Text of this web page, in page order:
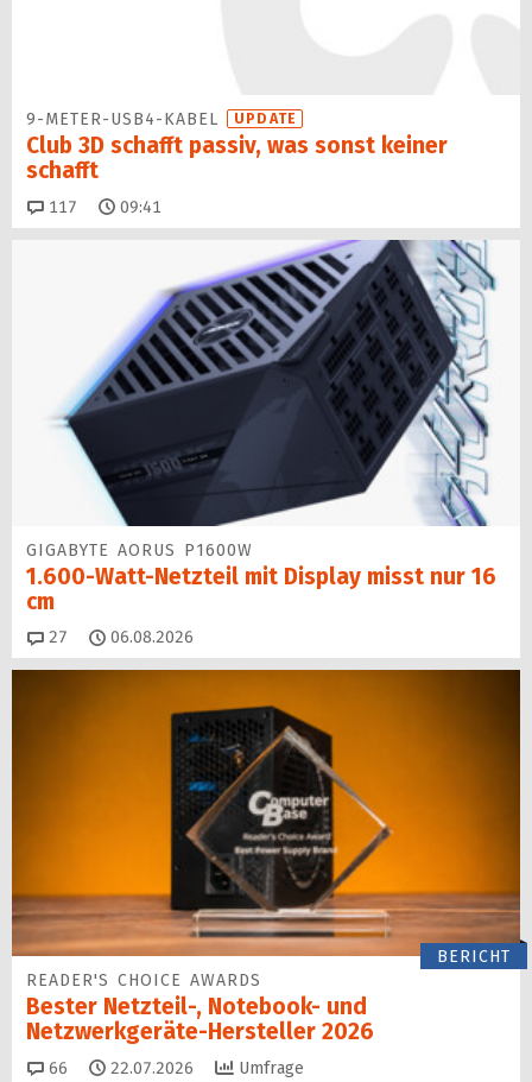
9-METER-USB4-KABEL UPDATE
Club 3D schafft passiv, was sonst keiner
schafft
117 Kommentare
09:41
GIGABYTE AORUS P1600W
1.600-Watt-Netzteil mit Display misst nur 16
cm
27 Kommentare
06.08.2026
BERICHT
READER'S CHOICE AWARDS
Bester Netzteil-, Notebook- und
Netzwerkgeräte-Hersteller 2026
66 Kommentare
22.07.2026 Umfrage